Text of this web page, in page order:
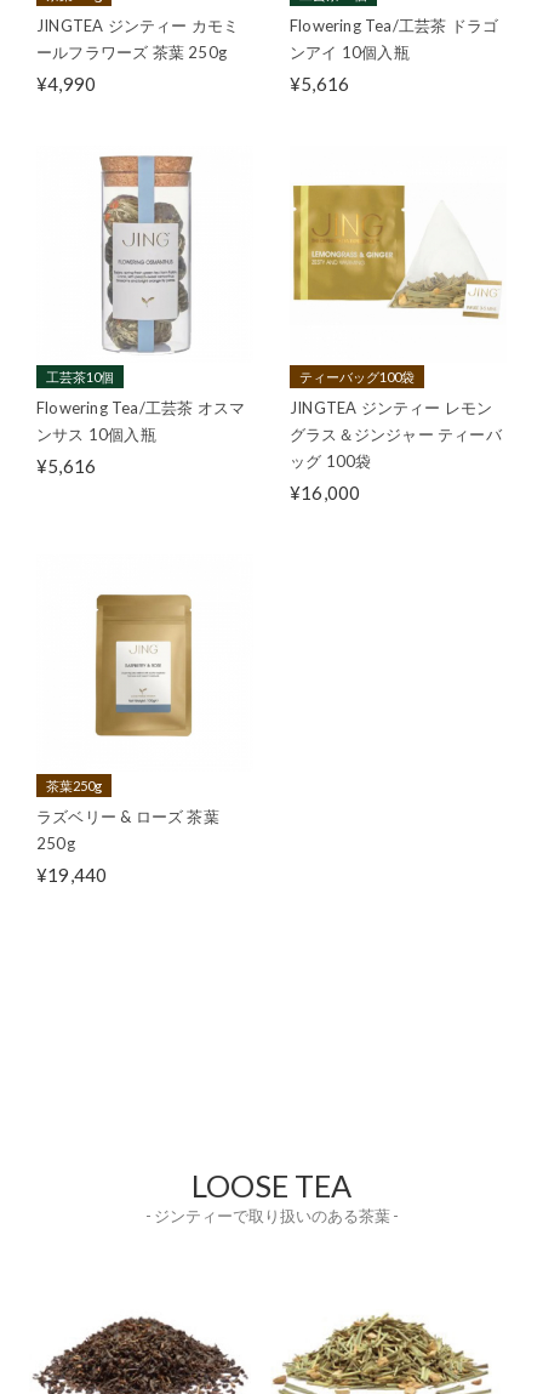
JINGTEA ジンティー カモミ
ールフラワーズ 茶葉 250g
¥4,990
Flowering Tea/工芸茶 ドラゴ
ンアイ 10個入瓶
¥5,616
工芸茶10個
Flowering Tea/工芸茶 オスマ
ンサス 10個入瓶
¥5,616
ティーバッグ100袋
JINGTEA ジンティー レモン
グラス＆ジンジャー ティーバ
ッグ 100袋
¥16,000
茶葉250g
ラズベリー & ローズ 茶葉
250g
¥19,440
LOOSE TEA
- ジンティーで取り扱いのある茶葉 -